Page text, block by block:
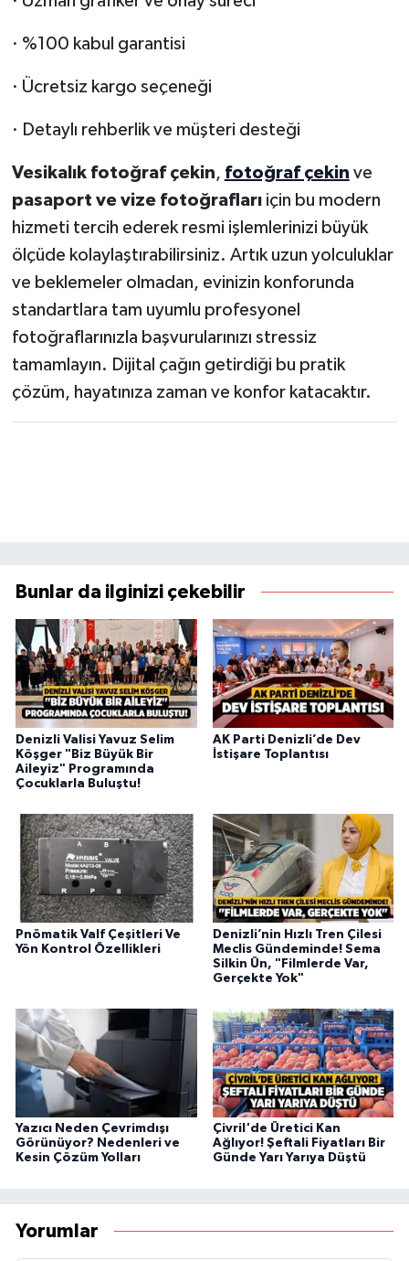
· %100 kabul garantisi
· Ücretsiz kargo seçeneği
· Detaylı rehberlik ve müşteri desteği
Vesikalık fotoğraf çekin, fotoğraf çekin ve
pasaport ve vize fotoğraflarıiçin bu modern
hizmeti tercih ederek resmi işlemlerinizi büyük
ölçüde kolaylaştırabilirsiniz. Artık uzun yolculuklar
ve beklemeler olmadan, evinizin konforunda
standartlara tam uyumlu profesyonel
fotoğraflarınızla başvurularınızı stressiz
tamamlayın. Dijital çağın getirdiği bu pratik
çözüm, hayatınıza zaman ve konfor katacaktır.
Bunlar da ilginizi çekebilir
Denizli Valisi Yavuz Selim
Köşger "Biz Büyük Bir
Aileyiz" Programında
Çocuklarla Buluştu!
AK Parti Denizli’de Dev
İstişare Toplantısı
Pnömatik Valf Çeşitleri Ve
Yön Kontrol Özellikleri
Denizli’nin Hızlı Tren Çilesi
Meclis Gündeminde! Sema
Silkin Ün, "Filmlerde Var,
Gerçekte Yok"
Yazıcı Neden Çevrimdışı
Görünüyor? Nedenleri ve
Kesin Çözüm Yolları
Çivril'de Üretici Kan
Ağlıyor! Şeftali Fiyatları Bir
Günde Yarı Yarıya Düştü
Yorumlar